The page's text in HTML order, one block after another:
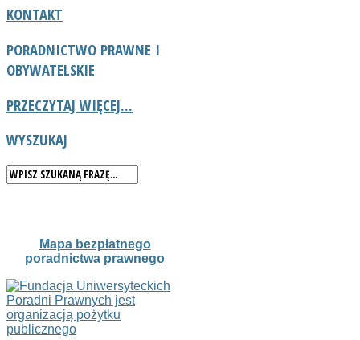
KONTAKT
PORADNICTWO PRAWNE I
OBYWATELSKIE
PRZECZYTAJ WIĘCEJ...
WYSZUKAJ
Mapa bezpłatnego
poradnictwa prawnego